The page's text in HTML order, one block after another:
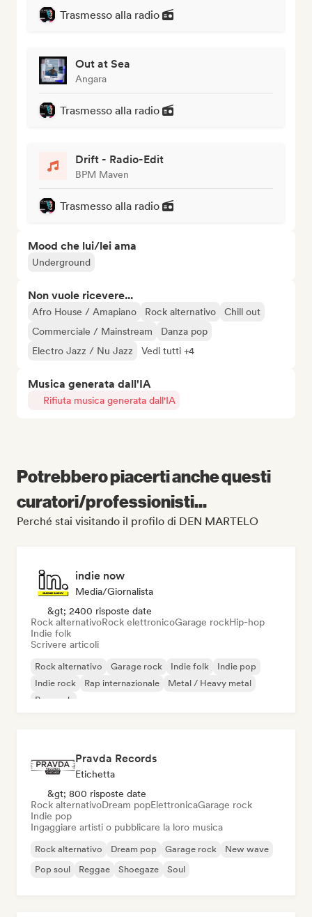
Trasmesso alla radio
Out at Sea
Angara
Trasmesso alla radio
Drift - Radio-Edit
BPM Maven
Trasmesso alla radio
Mood che lui/lei ama
Underground
Non vuole ricevere...
Afro House / Amapiano Rock alternativo
Chill out
Commerciale / Mainstream
Danza pop
Electro Jazz / Nu Jazz
Vedi tutti +4
Musica generata dall'IA
Rifiuta musica generata dall'IA
Potrebbero piacerti anche questi
curatori/professionisti...
Perché stai visitando il profilo di DEN MARTELO
indie now
Media/Giornalista
&gt; 2400 risposte date
Rock alternativoRock elettronicoGarage rockHip-hop
Indie folk
Scrivere articoli
Rock alternativo Garage rock Indie folk
Indie pop
Indie rock
Rap internazionale
Metal / Heavy metal
Pop rock
Pravda Records
Etichetta
&gt; 800 risposte date
Rock alternativoDream popElettronicaGarage rock
Indie pop
Ingaggiare artisti o pubblicare la loro musica
Rock alternativo Dream pop Garage rock
New wave
Pop soul
Reggae Shoegaze Soul